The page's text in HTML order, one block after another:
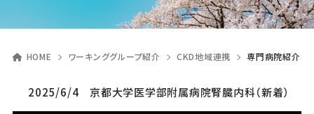
HOME ワーキンググループ紹介 CKD地域連携 専門病院紹介
2025/6/4 京都大学医学部附属病院腎臓内科（新着）